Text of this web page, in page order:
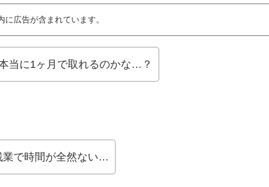
に広告が含まれています。
当に1ヶ月で取れるのかな…？
業で時間が全然ない…